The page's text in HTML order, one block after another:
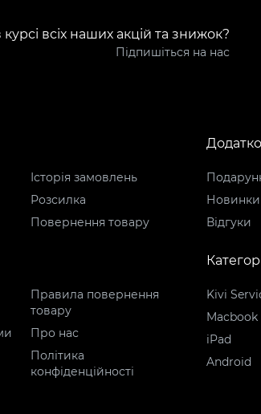
всіх наших акцій та знижок?
Підпишіться на нас
Історія замовлень
Розсилка
Повернення товару
Новинки
Відгуки
Правила повернення
товару
Про нас
Політика
конфіденційності
Kivi
Macbook
iPad
Android